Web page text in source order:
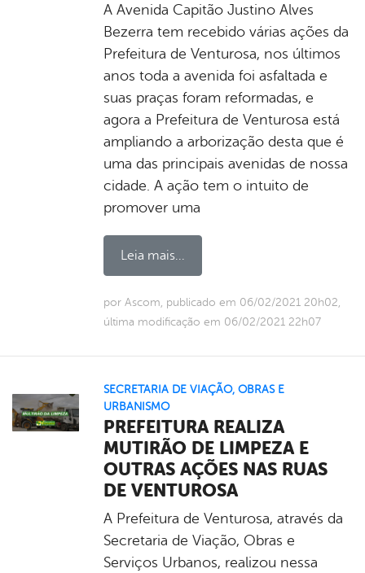
A Avenida Capitão Justino Alves
Bezerra tem recebido várias ações da
Prefeitura de Venturosa, nos últimos
anos toda a avenida foi asfaltada e
suas praças foram reformadas, e
agora a Prefeitura de Venturosa está
ampliando a arborização desta que é
uma das principais avenidas de nossa
cidade. A ação tem o intuito de
promover uma
Leia mais...
por Ascom, publicado em 06/02/2021 20h02,
última modificação em 06/02/2021 22h07
SECRETARIA DE VIAÇÃO, OBRAS E
URBANISMO
PREFEITURA REALIZA
MUTIRÃO DE LIMPEZA E
OUTRAS AÇÕES NAS RUAS
DE VENTUROSA
A Prefeitura de Venturosa, através da
Secretaria de Viação, Obras e
Serviços Urbanos, realizou nessa